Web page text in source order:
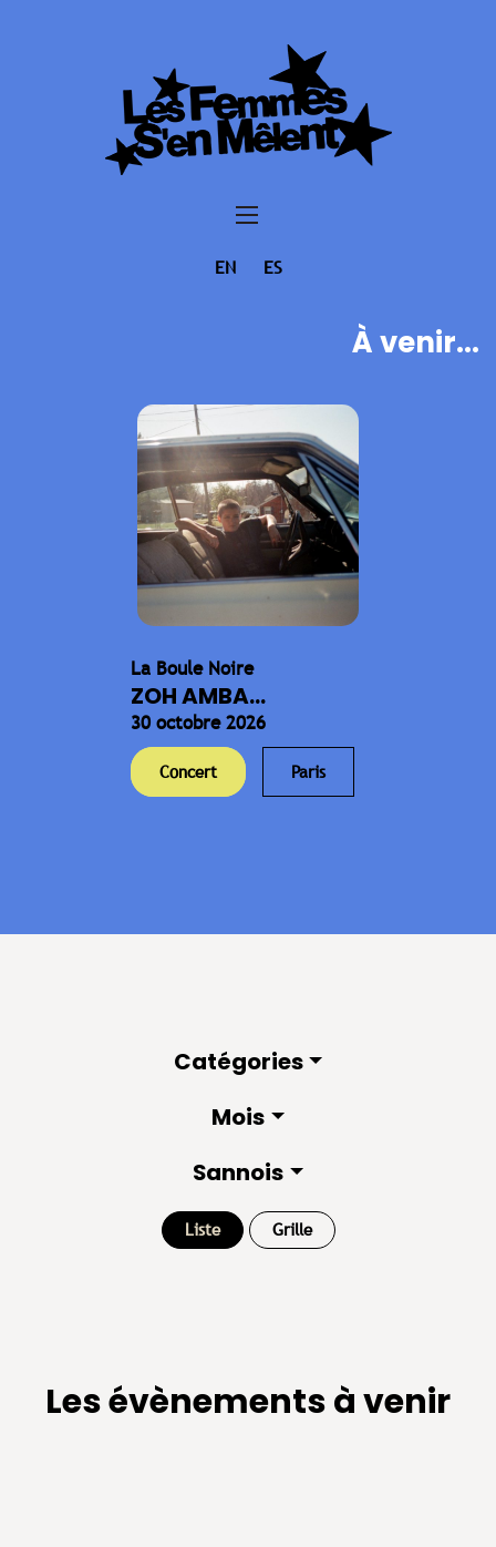
EN ES
À venir...
La Boule Noire
ZOH AMBA...
30 octobre 2026
Concert Paris
Catégories
Mois
Sannois
Liste Grille
Les évènements à venir